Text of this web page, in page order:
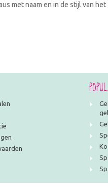
met naam en in de stijl van